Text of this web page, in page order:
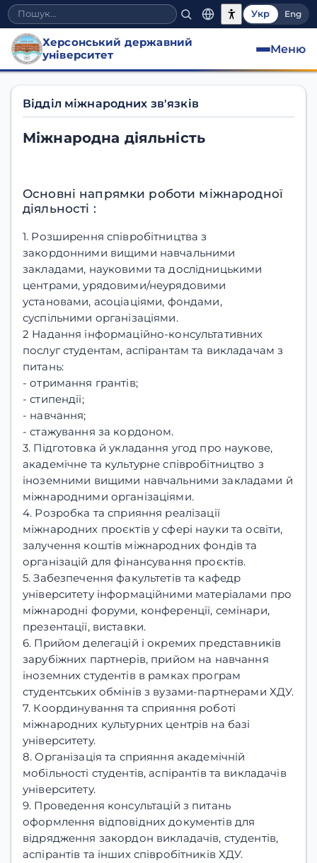
Укр Eng
Херсонський державний
університет
Меню
Відділ міжнародних
Відділ міжнародних зв'язків
Міжнародна діяльність
Основні напрямки роботи міжнародної
діяльності :
1. Розширення співробітництва з
закордонними вищими навчальними
закладами, науковими та дослідницькими
центрами, урядовими/неурядовими
установами, асоціаціями, фондами,
суспільними організаціями.
2 Надання інформаційно-консультативних
послуг студентам, аспірантам та викладачам з
питань:
- отримання грантів;
- стипендії;
- навчання;
- стажування за кордоном.
3. Підготовка й укладання угод про наукове,
академічне та культурне співробітництво з
іноземними вищими навчальними закладами й
міжнародними організаціями.
4. Розробка та сприяння реалізації
міжнародних проєктів у сфері науки та освіти,
залучення коштів міжнародних фондів та
організацій для фінансування проєктів.
5. Забезпечення факультетів та кафедр
університету інформаційними матеріалами про
міжнародні форуми, конференції, семінари,
презентації, виставки.
6. Прийом делегацій і окремих представників
зарубіжних партнерів, прийом на навчання
іноземних студентів в рамках програм
студентських обмінів з вузами-партнерами ХДУ.
7. Координування та сприяння роботі
міжнародних культурних центрів на базі
університету.
8. Організація та сприяння академічній
мобільності студентів, аспірантів та викладачів
університету.
9. Проведення консультацій з питань
оформлення відповідних документів для
відрядження закордон викладачів, студентів,
аспірантів та інших співробітників ХДУ.